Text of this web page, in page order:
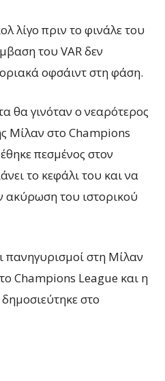
λίγο πριν το φινάλε του
του VAR δεν
οφσάιντ στη φάση.
θα γινόταν ο νεαρότερος
Μίλαν στο Champions
πεσμένος στον
το κεφάλι του και να
ακύρωση του ιστορικού
στη Μίλαν
Champions League και η
στο